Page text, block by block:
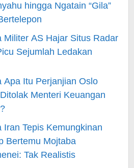
hingga Ngatain “Gila”
Militer AS Hajar Situs Radar
Sejumlah Ledakan
Apa Itu Perjanjian Oslo
Menteri Keuangan
Iran Tepis Kemungkinan
Bertemu Mojtaba
Tak Realistis